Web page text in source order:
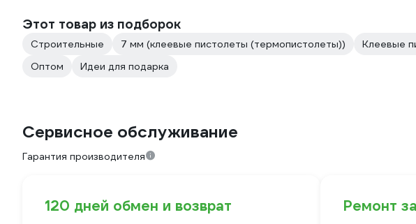
Этот товар из подборок
Строительные 7 мм (клеевые пистолеты (термопистолеты)) Клеевые
Оптом
Идеи для подарка
Сервисное обслуживание
Гарантия производителя
120 дней обмен и возврат Ремонт